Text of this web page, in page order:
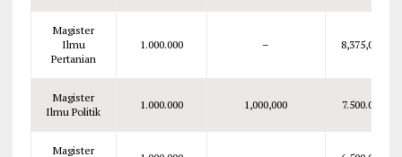
Magister
Ilmu
Pertanian
1.000.000 – 8,375,000
Magister
Ilmu Politik
1.000.000 1,000,000 7.500.000
Magister